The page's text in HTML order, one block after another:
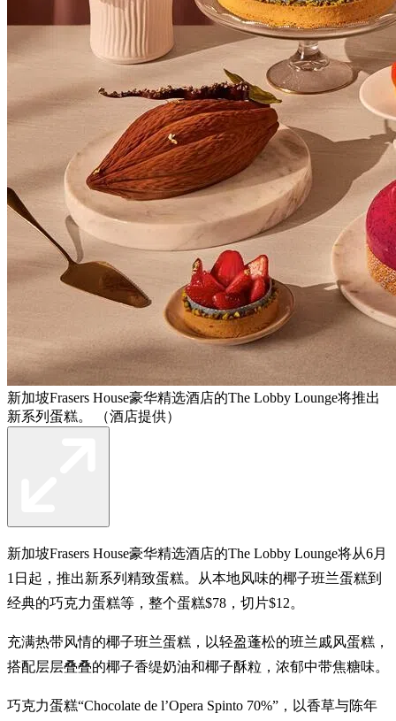
新加坡Frasers House豪华精选酒店的The Lobby Lounge将推出
新系列蛋糕。 （酒店提供）
新加坡Frasers House豪华精选酒店的The Lobby Lounge将从6月
1日起，推出新系列精致蛋糕。从本地风味的椰子班兰蛋糕到
经典的巧克力蛋糕等，整个蛋糕$78，切片$12。
充满热带风情的椰子班兰蛋糕，以轻盈蓬松的班兰戚风蛋糕，
搭配层层叠叠的椰子香缇奶油和椰子酥粒，浓郁中带焦糖味。
巧克力蛋糕“Chocolate de l’Opera Spinto 70%”，以香草与陈年